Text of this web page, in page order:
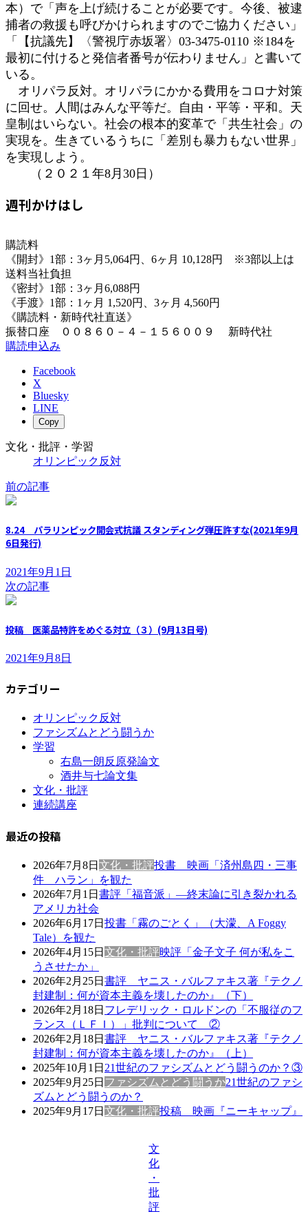
本）で「声を上げ続けることが必要です。今後、被逮
捕者の救援も呼びかけられますのでご協力ください」
「【抗議先】〈警視庁赤坂署〉03-3475-0110 ※184を
最初に付けると発信者番号が伝わりません」と書いて
いる。
オリパラ反対。オリパラにかかる費用をコロナ対策
に回せ。人間はみんな平等だ。自由・平等・平和。天
皇制はいらない。社会の根本的変革で「共生社会」の
実現を。生きているうちに「差別も暴力もない世界」
を実現しよう。
（２０２１年8月30日）
週刊かけはし
購読料
《開封》1部：3ヶ月5,064円、6ヶ月 10,128円 ※3部以上は
送料当社負担
《密封》1部：3ヶ月6,088円
《手渡》1部：1ヶ月 1,520円、3ヶ月 4,560円
《購読料・新時代社直送》
振替口座 ００８６０－４－１５６００９ 新時代社
購読申込み
Facebook
X
Bluesky
LINE
Copy
文化・批評・学習
オリンピック反対
前の記事
8.24 パラリンピック開会式抗議 スタンディング弾圧許すな(2021年9月
6日発行)
2021年9月1日
次の記事
投稿 医薬品特許をめぐる対立（３）(9月13日号)
2021年9月8日
カテゴリー
オリンピック反対
ファシズムとどう闘うか
学習
右島一朗反原発論文
酒井与七論文集
文化・批評
連続講座
最近の投稿
2026年7月8日 文化・批評投書 映画「済州島四・三事
件 ハラン」を観た
2026年7月1日 書評「福音派」―終末論に引き裂かれる
アメリカ社会
2026年6月17日 投書「霧のごとく」（大濛、A Foggy
Tale）を観た
2026年4月15日 文化・批評映評「金子文子 何が私をこ
うさせたか」
2026年2月25日 書評 ヤニス・バルファキス著『テクノ
封建制：何が資本主義を壊したのか』（下）
2026年2月18日 フレデリック・ロルドンの「不服従のフ
ランス（ＬＦＩ）」批判について ②
2026年2月18日 書評 ヤニス・バルファキス著『テクノ
封建制：何が資本主義を壊したのか』（上）
2025年10月1日 21世紀のファシズムとどう闘うのか？③
2025年9月25日 ファシズムとどう闘うか21世紀のファシ
ズムとどう闘うのか？
2025年9月17日 文化・批評投稿 映画『ニーキャップ』
文
化
・
批
評